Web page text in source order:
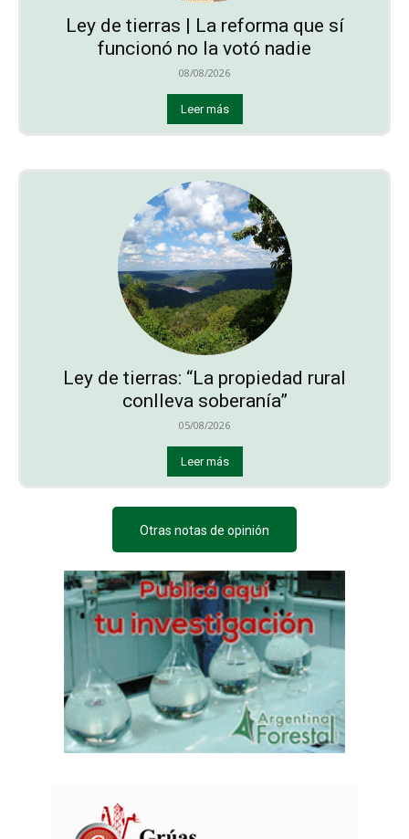
Ley de tierras | La reforma que sí
funcionó no la votó nadie
08/08/2026
Leer más
Ley de tierras: “La propiedad rural
conlleva soberanía”
05/08/2026
Leer más
Otras notas de opinión